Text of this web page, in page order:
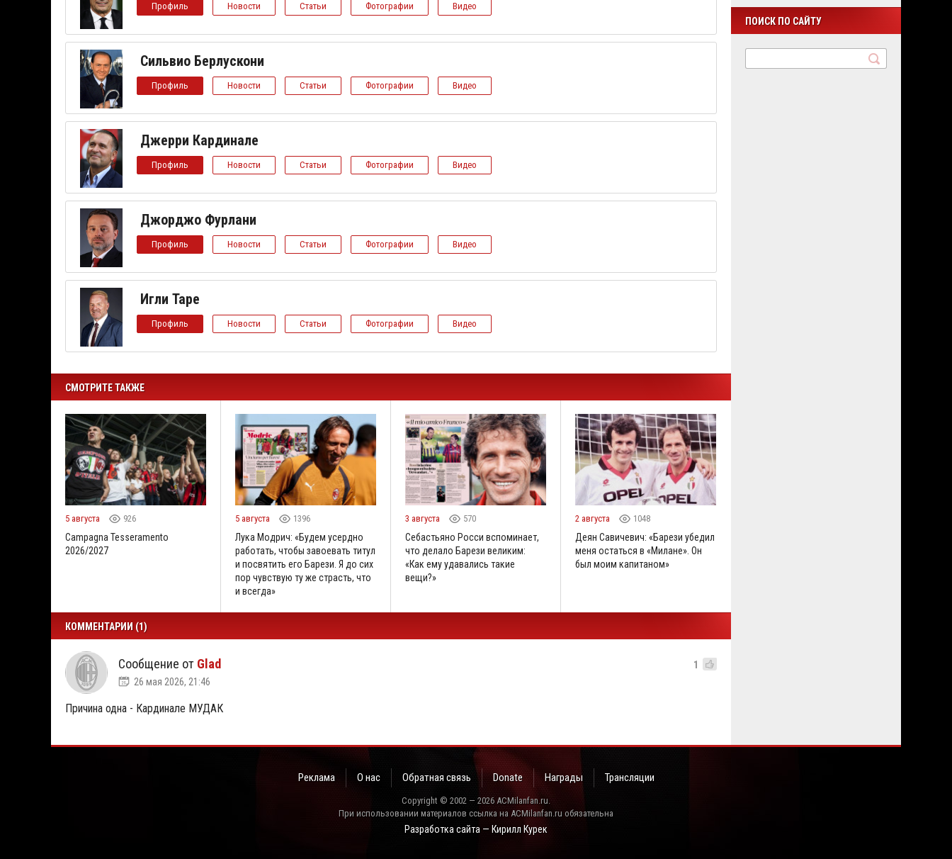
Профиль Новости Статьи Фотографии Видео
Сильвио Берлускони
Профиль Новости Статьи Фотографии Видео
Джерри Кардинале
Профиль Новости Статьи Фотографии Видео
Джорджо Фурлани
Профиль Новости Статьи Фотографии Видео
Игли Таре
Профиль Новости Статьи Фотографии Видео
СМОТРИТЕ ТАКЖЕ
5 августа 926
Campagna Tesseramento
2026/2027
5 августа 1396
Лука Модрич: «Будем усердно
работать, чтобы завоевать титул
и посвятить его Барези. Я до сих
пор чувствую ту же страсть, что
и всегда»
3 августа 570
Себастьяно Росси вспоминает,
что делало Барези великим:
«Как ему удавались такие
вещи?»
2 августа 1048
Деян Савичевич: «Барези убедил
меня остаться в «Милане». Он
был моим капитаном»
КОММЕНТАРИИ (1)
Сообщение от Glad
26 мая 2026, 21:46
1
Причина одна - Кардинале МУДАК
ПОИСК ПО САЙТУ
Реклама О нас Обратная связь Donate Награды Трансляции
Copyright © 2002 — 2026 ACMilanfan.ru.
При использовании материалов ссылка на ACMilanfan.ru обязательна
Разработка сайта — Кирилл Курек